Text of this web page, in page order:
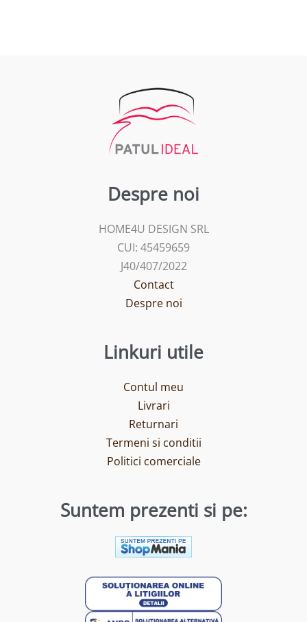
Despre noi
HOME4U DESIGN SRL
CUI: 45459659
J40/407/2022
Contact
Despre noi
Linkuri utile
Contul meu
Livrari
Returnari
Termeni si conditii
Politici comerciale
Suntem prezenti si pe: